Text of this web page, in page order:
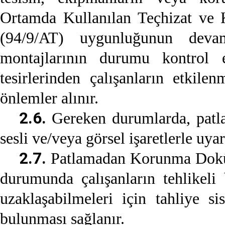
Ortamda Kullanılan Teçhizat
(94/9/AT) uygunluğunun
montajlarının durumu
tesirlerinden çalışanların
önlemler alınır.
2.6. Gereken durumlarda,
sesli ve/veya görsel işaretlerle
2.7. Patlamadan Korunma
durumunda çalışanların
uzaklaşabilmeleri için tahliye
bulunması sağlanır.